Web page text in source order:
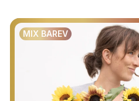
MIX BAREV